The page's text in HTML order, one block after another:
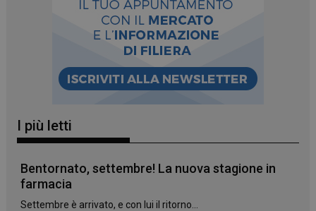
I più letti
Bentornato, settembre! La nuova stagione in
farmacia
Settembre è arrivato, e con lui il ritorno...
_ga_YJ0035S3E9 .panoramacosmetico.it
CookieScriptConsent